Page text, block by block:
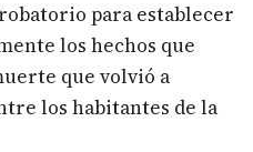
para establecer
los hechos que
que volvió a
los habitantes de la